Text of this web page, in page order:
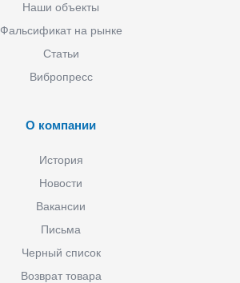
Наши объекты
Фальсификат на рынке
Статьи
Вибропресс
О компании
История
Новости
Вакансии
Письма
Черный список
Возврат товара